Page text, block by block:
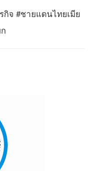
กิจ #ชายแดนไทยเมีย